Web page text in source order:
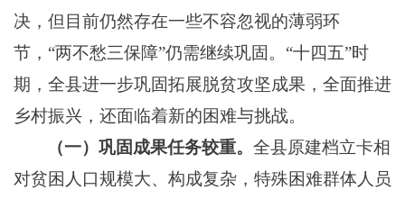
决，但目前仍然存在一些不容忽视的薄弱环
节， “两不愁三保障”仍需继续巩固。 “十四五”时
期， 全县进一步巩固拓展脱贫攻坚成果，全面推进
乡村振兴，还面临着新的困难与挑战。
（一）巩固成果任务较重。全县原建档立卡相
对贫困人口规模大、构成复杂， 特殊困难群体 人员